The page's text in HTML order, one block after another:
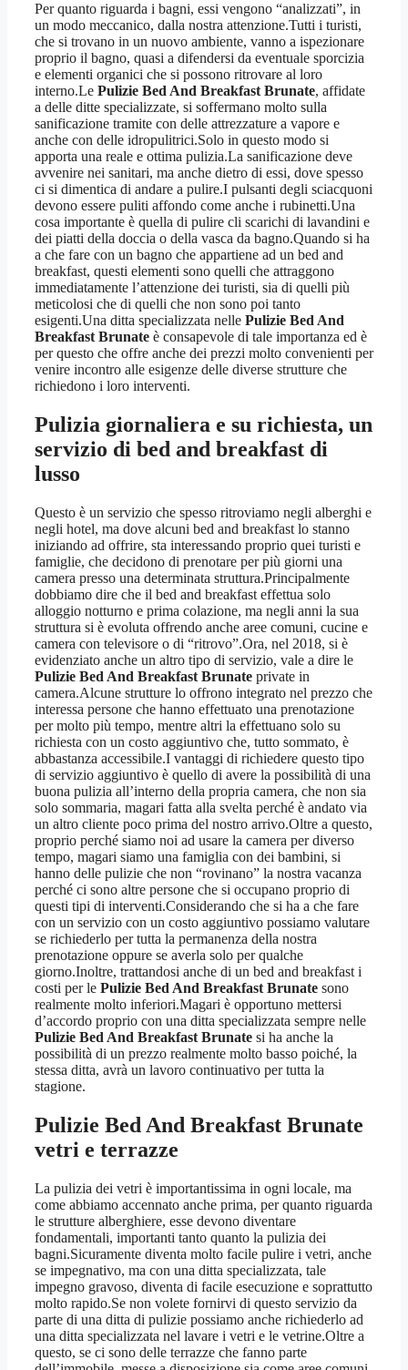
Per quanto riguarda i bagni, essi vengono “analizzati”, in
un modo meccanico, dalla nostra attenzione.Tutti i turisti,
che si trovano in un nuovo ambiente, vanno a ispezionare
proprio il bagno, quasi a difendersi da eventuale sporcizia
e elementi organici che si possono ritrovare al loro
interno.Le Pulizie Bed And Breakfast Brunate, affidate
a delle ditte specializzate, si soffermano molto sulla
sanificazione tramite con delle attrezzature a vapore e
anche con delle idropulitrici.Solo in questo modo si
apporta una reale e ottima pulizia.La sanificazione deve
avvenire nei sanitari, ma anche dietro di essi, dove spesso
ci si dimentica di andare a pulire.I pulsanti degli sciacquoni
devono essere puliti affondo come anche i rubinetti.Una
cosa importante è quella di pulire cli scarichi di lavandini e
dei piatti della doccia o della vasca da bagno.Quando si ha
a che fare con un bagno che appartiene ad un bed and
breakfast, questi elementi sono quelli che attraggono
immediatamente l’attenzione dei turisti, sia di quelli più
meticolosi che di quelli che non sono poi tanto
esigenti.Una ditta specializzata nelle Pulizie Bed And
Breakfast Brunate è consapevole di tale importanza ed è
per questo che offre anche dei prezzi molto convenienti per
venire incontro alle esigenze delle diverse strutture che
richiedono i loro interventi.
Pulizia giornaliera e su richiesta, un
servizio di bed and breakfast di
lusso
Questo è un servizio che spesso ritroviamo negli alberghi e
negli hotel, ma dove alcuni bed and breakfast lo stanno
iniziando ad offrire, sta interessando proprio quei turisti e
famiglie, che decidono di prenotare per più giorni una
camera presso una determinata struttura.Principalmente
dobbiamo dire che il bed and breakfast effettua solo
alloggio notturno e prima colazione, ma negli anni la sua
struttura si è evoluta offrendo anche aree comuni, cucine e
camera con televisore o di “ritrovo”.Ora, nel 2018, si è
evidenziato anche un altro tipo di servizio, vale a dire le
Pulizie Bed And Breakfast Brunate private in
camera.Alcune strutture lo offrono integrato nel prezzo che
interessa persone che hanno effettuato una prenotazione
per molto più tempo, mentre altri la effettuano solo su
richiesta con un costo aggiuntivo che, tutto sommato, è
abbastanza accessibile.I vantaggi di richiedere questo tipo
di servizio aggiuntivo è quello di avere la possibilità di una
buona pulizia all’interno della propria camera, che non sia
solo sommaria, magari fatta alla svelta perché è andato via
un altro cliente poco prima del nostro arrivo.Oltre a questo,
proprio perché siamo noi ad usare la camera per diverso
tempo, magari siamo una famiglia con dei bambini, si
hanno delle pulizie che non “rovinano” la nostra vacanza
perché ci sono altre persone che si occupano proprio di
questi tipi di interventi.Considerando che si ha a che fare
con un servizio con un costo aggiuntivo possiamo valutare
se richiederlo per tutta la permanenza della nostra
prenotazione oppure se averla solo per qualche
giorno.Inoltre, trattandosi anche di un bed and breakfast i
costi per le Pulizie Bed And Breakfast Brunate sono
realmente molto inferiori.Magari è opportuno mettersi
d’accordo proprio con una ditta specializzata sempre nelle
Pulizie Bed And Breakfast Brunate si ha anche la
possibilità di un prezzo realmente molto basso poiché, la
stessa ditta, avrà un lavoro continuativo per tutta la
stagione.
Pulizie Bed And Breakfast Brunate
vetri e terrazze
La pulizia dei vetri è importantissima in ogni locale, ma
come abbiamo accennato anche prima, per quanto riguarda
le strutture alberghiere, esse devono diventare
fondamentali, importanti tanto quanto la pulizia dei
bagni.Sicuramente diventa molto facile pulire i vetri, anche
se impegnativo, ma con una ditta specializzata, tale
impegno gravoso, diventa di facile esecuzione e soprattutto
molto rapido.Se non volete fornirvi di questo servizio da
parte di una ditta di pulizie possiamo anche richiederlo ad
una ditta specializzata nel lavare i vetri e le vetrine.Oltre a
questo, se ci sono delle terrazze che fanno parte